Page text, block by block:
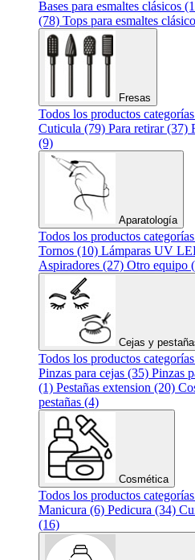
Bases para esmaltes clásicos
(78) Tops para esmaltes
Fresas
Todos los productos categorías
Cuticula (79) Para retirar (37)
(9)
Aparatología
Todos los productos categorías
Tornos (10) Lámparas UV
Aspiradores (27) Otro equipo
Cejas y
Todos los productos categorías
Pinzas para cejas (35) Pinzas
(1) Pestañas extension (20)
pestañas (4)
Cosmética
Todos los productos categorías
Manicura (6) Pedicura (34)
(16)